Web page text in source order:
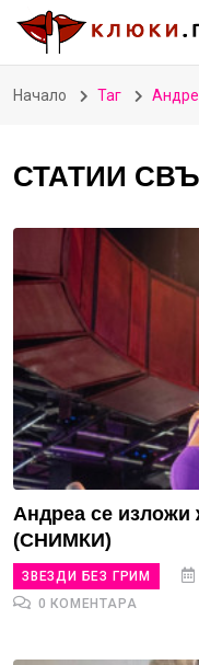
Начало Таг
СТАТИИ
Андреа се изложи
(СНИМКИ)
ЗВЕЗДИ БЕЗ ГРИМ
0 КОМЕНТАРА